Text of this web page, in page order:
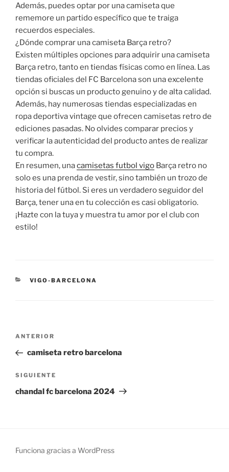
Además, puedes optar por una camiseta que
rememore un partido específico que te traiga
recuerdos especiales.
¿Dónde comprar una camiseta Barça retro?
Existen múltiples opciones para adquirir una camiseta
Barça retro, tanto en tiendas físicas como en línea. Las
tiendas oficiales del FC Barcelona son una excelente
opción si buscas un producto genuino y de alta calidad.
Además, hay numerosas tiendas especializadas en
ropa deportiva vintage que ofrecen camisetas retro de
ediciones pasadas. No olvides comparar precios y
verificar la autenticidad del producto antes de realizar
tu compra.
En resumen, unacamisetas futbol vigo Barça retro no
solo es una prenda de vestir, sino también un trozo de
historia del fútbol. Si eres un verdadero seguidor del
Barça, tener una en tu colección es casi obligatorio.
¡Hazte con la tuya y muestra tu amor por el club con
estilo!
CATEGORÍAS
VIGO-BARCELONA
Navegación
entradas
Entrada
anterior:
ANTERIOR
camiseta retro barcelona
Siguiente
entrada
SIGUIENTE
chandal fc barcelona 2024
Funciona gracias a WordPress